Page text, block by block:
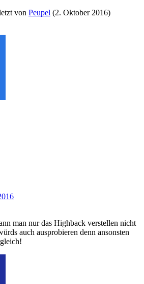
von Peupel (2. Oktober 2016)
man nur das Highback verstellen nicht
auch ausprobieren denn ansonsten